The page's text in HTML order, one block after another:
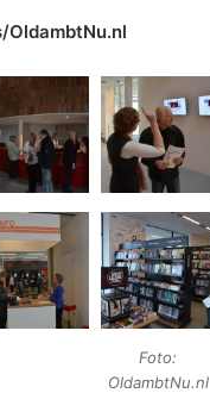
OldambtNu.nl
Foto:
OldambtNu.nl